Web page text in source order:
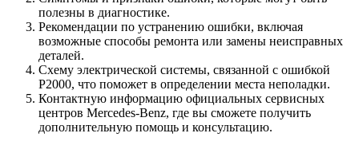
полезны в диагностике.
Рекомендации по устранению ошибки, включая
возможные способы ремонта или замены неисправных
деталей.
Схему электрической системы, связанной с ошибкой
P2000, что поможет в определении места неполадки.
Контактную информацию официальных сервисных
центров Mercedes-Benz, где вы сможете получить
дополнительную помощь и консультацию.